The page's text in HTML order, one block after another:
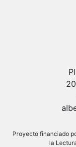
Proyecto financiado
la